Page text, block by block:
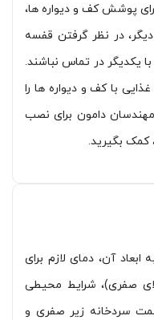
پوشش کف و دیواره ها،
در نظر گرفتن قفسه
یکدیگر در تماس نباشند.
با کف و دیواره ها را
دامون برای نصب
کمک بگیرید.
آن، دمای لازم برای
صفری)، شرایط محیطی
سردخانه زیر صفری و